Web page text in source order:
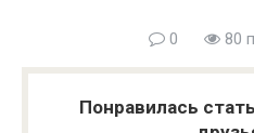
0 80
Понравилась